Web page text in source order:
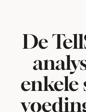
De
enkele